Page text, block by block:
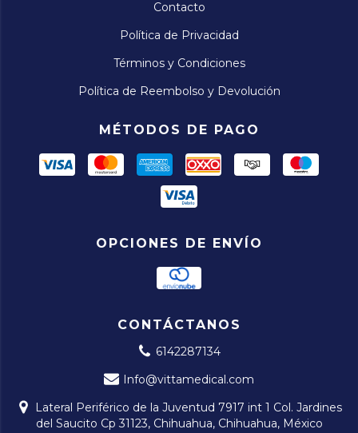
Contacto
Política de Privacidad
Términos y Condiciones
Política de Reembolso y Devolución
MÉTODOS DE PAGO
OPCIONES DE ENVÍO
CONTÁCTANOS
6142287134
Info@vittamedical.com
Lateral Periférico de la Juventud 7917 int 1 Col. Jardines
del Saucito Cp 31123, Chihuahua, Chihuahua, México